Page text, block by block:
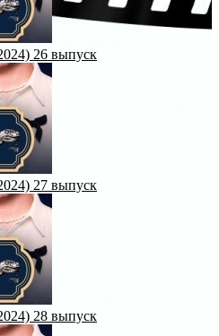
26 выпуск
27 выпуск
28 выпуск